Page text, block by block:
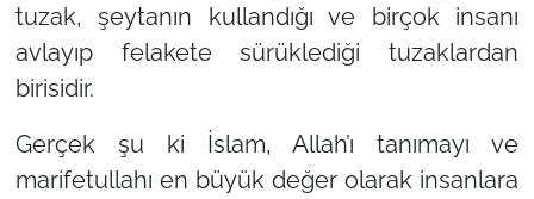
tuzak, şeytanın kullandığı ve birçok insanı
avlayıp felakete sürüklediği tuzaklardan
birisidir.
Gerçek şu ki İslam, Allah’ı tanımayı ve
marifetullahı en büyük değer olarak insanlara